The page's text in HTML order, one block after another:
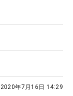
2020年7月16日 14:29